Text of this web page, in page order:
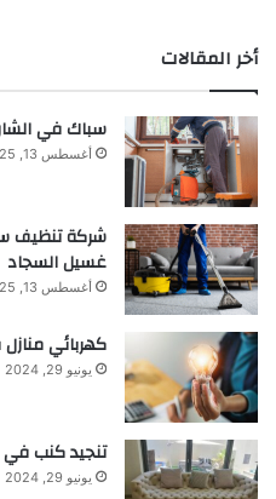
أخر المقالات
سباك في الشارقة
أغسطس 13, 2025
غسيل السجاد
أغسطس 13, 2025
كهربائي منازل في
يونيو 29, 2024
تنجيد كنب في دبي
يونيو 29, 2024